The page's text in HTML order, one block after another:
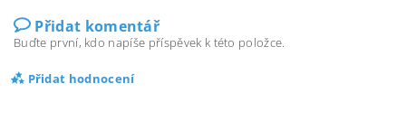
Přidat komentář
Buďte první, kdo napíše příspěvek k této položce.
Přidat hodnocení